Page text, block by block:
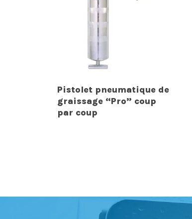
Pistolet pneumatique de
graissage “Pro” coup
par coup